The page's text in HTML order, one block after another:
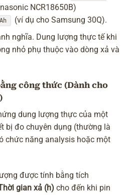
NCR18650B)
(ví dụ cho Samsung 30Q).
nghĩa. Dung lượng thực tế khi
nhỏ phụ thuộc vào dòng xả và
công thức (Dành cho
dung lượng thực của một
bị đo chuyên dụng (thường là
chức năng analysis hoặc một
được tính bằng tích
gian xả (h) cho đến khi pin